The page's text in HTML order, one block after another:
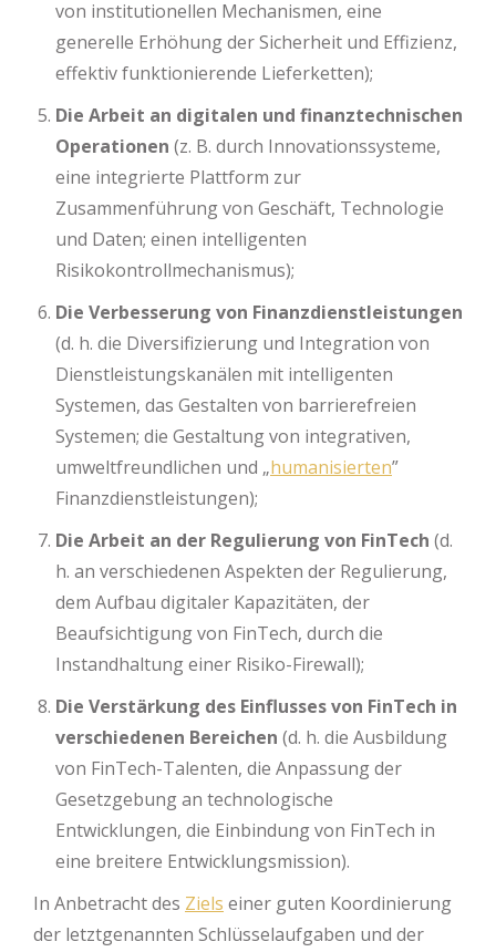
von institutionellen Mechanismen, eine
generelle Erhöhung der Sicherheit und Effizienz,
effektiv funktionierende Lieferketten);
Die Arbeit an digitalen und finanztechnischen
Operationen (z. B. durch Innovationssysteme,
eine integrierte Plattform zur
Zusammenführung von Geschäft, Technologie
und Daten; einen intelligenten
Risikokontrollmechanismus);
Die Verbesserung von Finanzdienstleistungen
(d. h. die Diversifizierung und Integration von
Dienstleistungskanälen mit intelligenten
Systemen, das Gestalten von barrierefreien
Systemen; die Gestaltung von integrativen,
umweltfreundlichen und „humanisierten”
Finanzdienstleistungen);
Die Arbeit an der Regulierung von FinTech (d.
h. an verschiedenen Aspekten der Regulierung,
dem Aufbau digitaler Kapazitäten, der
Beaufsichtigung von FinTech, durch die
Instandhaltung einer Risiko-Firewall);
Die Verstärkung des Einflusses von FinTech in
verschiedenen Bereichen (d. h. die Ausbildung
von FinTech-Talenten, die Anpassung der
Gesetzgebung an technologische
Entwicklungen, die Einbindung von FinTech in
eine breitere Entwicklungsmission).
In Anbetracht des Ziels einer guten Koordinierung
der letztgenannten Schlüsselaufgaben und der